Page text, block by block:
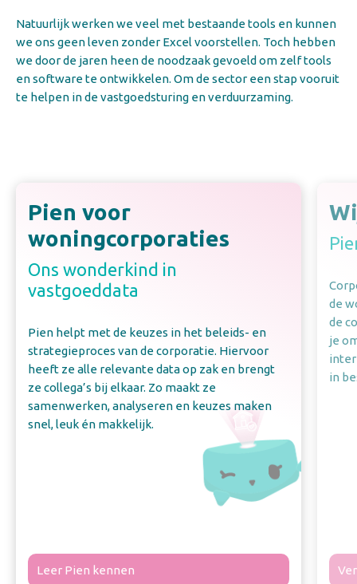
Natuurlijk werken we veel met bestaande tools en kunnen
we ons geen leven zonder Excel voorstellen. Toch hebben
we door de jaren heen de noodzaak gevoeld om zelf tools
en software te ontwikkelen. Om de sector een stap vooruit
te helpen in de vastgoedsturing en verduurzaming.
Pien voor
woningcorporaties
Ons wonderkind in
vastgoeddata
Pien helpt met de keuzes in het beleids- en
strategieproces van de corporatie. Hiervoor
heeft ze alle relevante data op zak en brengt
ze collega’s bij elkaar. Zo maakt ze
samenwerken, analyseren en keuzes maken
snel, leuk én makkelijk.
Leer Pien kennen
de
de
je
in